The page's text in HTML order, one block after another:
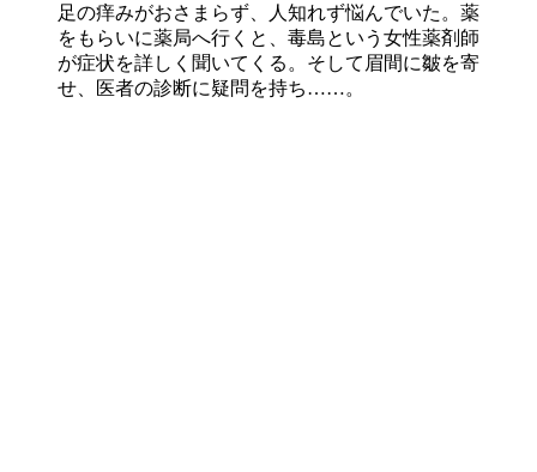
足の痒みがおさまらず、人知れず悩んでいた。薬
をもらいに薬局へ行くと、毒島という女性薬剤師
が症状を詳しく聞いてくる。そして眉間に皺を寄
せ、医者の診断に疑問を持ち……。